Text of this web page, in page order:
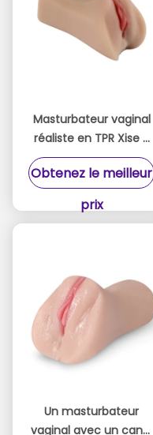
Masturbateur vaginal
réaliste en TPR Xise –
Prise ferme et succion
naturelle
Obtenez le meilleur
prix
Un masturbateur
vaginal avec un canal